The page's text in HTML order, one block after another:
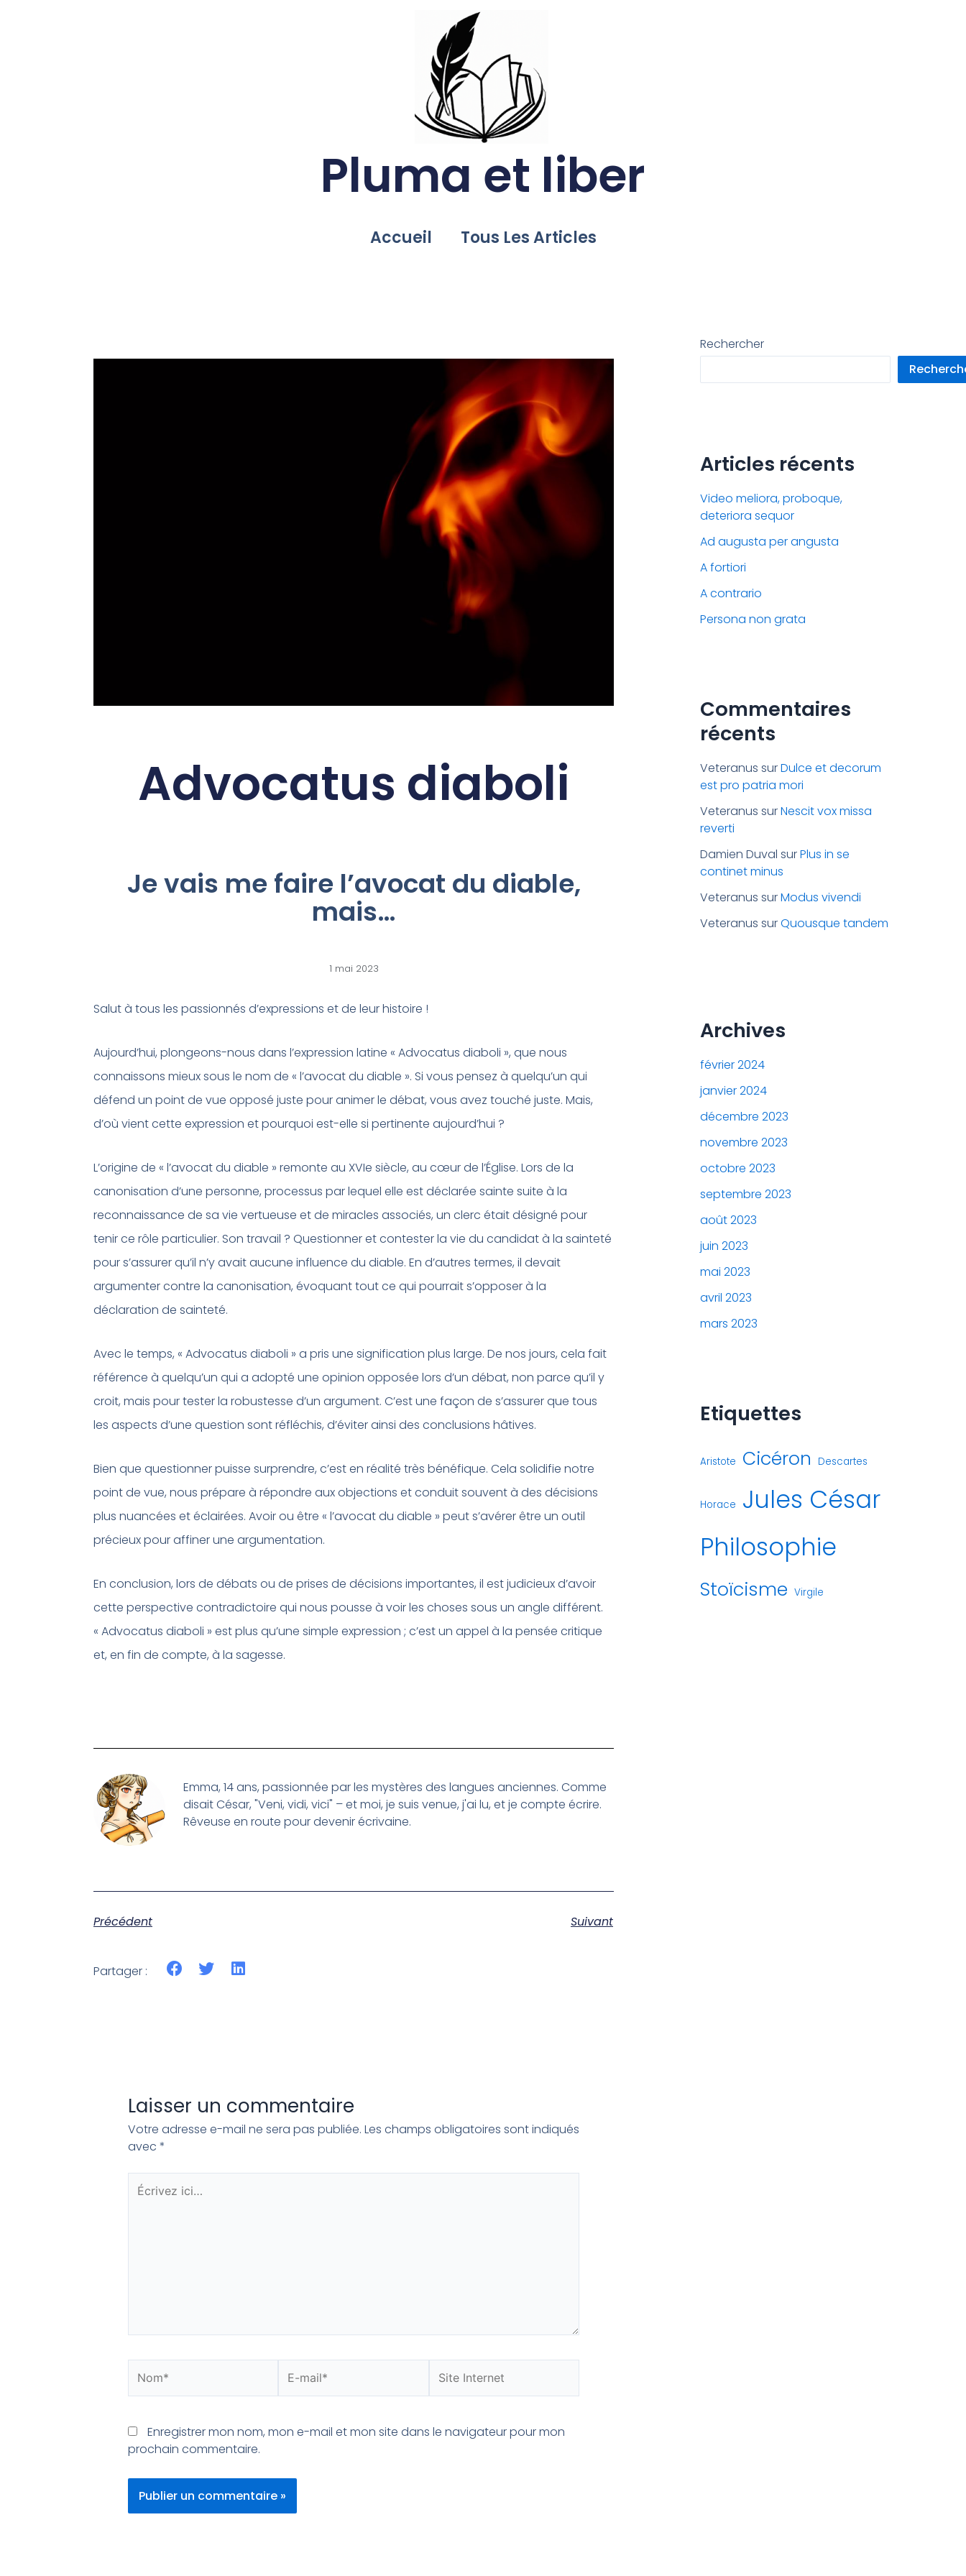
Pluma et liber
Accueil Tous Les Articles
Advocatus diaboli
Je vais me faire l’avocat du diable,
mais…
1 mai 2023
Salut à tous les passionnés d’expressions et de leur histoire !
Aujourd’hui, plongeons-nous dans l’expression latine « Advocatus diaboli », que nous
connaissons mieux sous le nom de « l’avocat du diable ». Si vous pensez à quelqu’un qui
défend un point de vue opposé juste pour animer le débat, vous avez touché juste. Mais,
d’où vient cette expression et pourquoi est-elle si pertinente aujourd’hui ?
L’origine de « l’avocat du diable » remonte au XVIe siècle, au cœur de l’Église. Lors de la
canonisation d’une personne, processus par lequel elle est déclarée sainte suite à la
reconnaissance de sa vie vertueuse et de miracles associés, un clerc était désigné pour
tenir ce rôle particulier. Son travail ? Questionner et contester la vie du candidat à la sainteté
pour s’assurer qu’il n’y avait aucune influence du diable. En d’autres termes, il devait
argumenter contre la canonisation, évoquant tout ce qui pourrait s’opposer à la
déclaration de sainteté.
Avec le temps, « Advocatus diaboli » a pris une signification plus large. De nos jours, cela fait
référence à quelqu’un qui a adopté une opinion opposée lors d’un débat, non parce qu’il y
croit, mais pour tester la robustesse d’un argument. C’est une façon de s’assurer que tous
les aspects d’une question sont réfléchis, d’éviter ainsi des conclusions hâtives.
Bien que questionner puisse surprendre, c’est en réalité très bénéfique. Cela solidifie notre
point de vue, nous prépare à répondre aux objections et conduit souvent à des décisions
plus nuancées et éclairées. Avoir ou être « l’avocat du diable » peut s’avérer être un outil
précieux pour affiner une argumentation.
En conclusion, lors de débats ou de prises de décisions importantes, il est judicieux d’avoir
cette perspective contradictoire qui nous pousse à voir les choses sous un angle différent.
« Advocatus diaboli » est plus qu’une simple expression ; c’est un appel à la pensée critique
et, en fin de compte, à la sagesse.
Emma, 14 ans, passionnée par les mystères des langues anciennes. Comme
disait César, "Veni, vidi, vici" – et moi, je suis venue, j'ai lu, et je compte écrire.
Rêveuse en route pour devenir écrivaine.
Précédent Suivant
Partager :
Laisser un commentaire
Votre adresse e-mail ne sera pas publiée. Les champs obligatoires sont indiqués
avec *
Enregistrer mon nom, mon e-mail et mon site dans le navigateur pour mon
prochain commentaire.
Rechercher
Articles récents
Video meliora, proboque,
deteriora sequor
Ad augusta per angusta
A fortiori
A contrario
Persona non grata
Commentaires
récents
Veteranus surDulce et decorum
est pro patria mori
Veteranus surNescit vox missa
reverti
Damien Duval surPlus in se
continet minus
Veteranus surModus vivendi
Veteranus surQuousque tandem
Archives
février 2024
janvier 2024
décembre 2023
novembre 2023
octobre 2023
septembre 2023
août 2023
juin 2023
mai 2023
avril 2023
mars 2023
Etiquettes
Aristote Cicéron Descartes
Horace Jules César
Philosophie
Stoïcisme Virgile